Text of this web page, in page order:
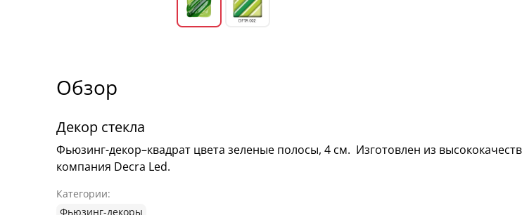
Обзор
Декор стекла
Фьюзинг-декор–квадрат цвета зеленые полосы, 4 см. Изготовлен из
компания Decra Led.
Категории:
Фьюзинг-декоры